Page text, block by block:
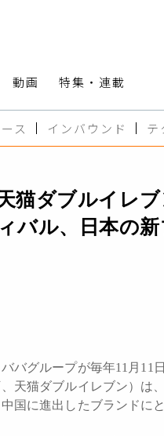
動画 特集・連載
ス インバウンド テ
天猫ダブルイレ
バル、日本の
バグループが毎年11月11
、天猫ダブルイレブン）は
国に進出したブランドに